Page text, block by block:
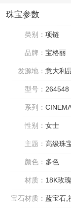
珠宝参数
类别： 项链
品牌： 宝格丽
发源地： 意大利
型号： 264548
系列：
性别： 女士
主题： 高级珠
颜色： 多色
材质： 18K玫
宝石材质： 蓝宝石,